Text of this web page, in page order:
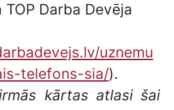
Darba Devēja
uznemu
telefons-sia/).
kārtas atlasi šai